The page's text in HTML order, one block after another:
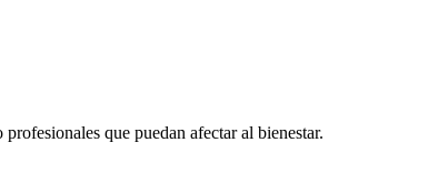
que puedan afectar al bienestar.